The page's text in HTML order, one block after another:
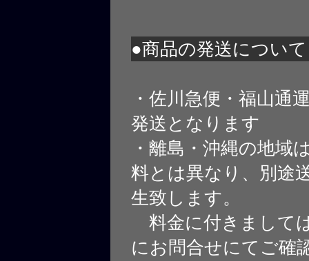
●商品の発送について
・佐川急便・福山通
発送となります
・離島・沖縄の地域
料とは異なり、別途
生致します。
料金に付きまして
にお問合せにてご確